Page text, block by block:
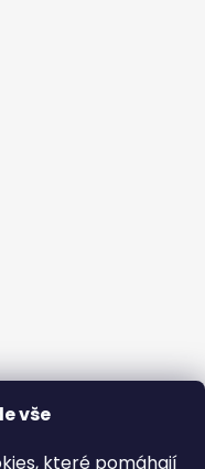
vše
které pomáhají